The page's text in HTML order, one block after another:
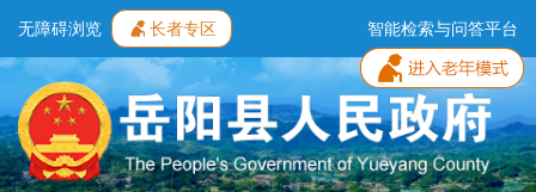
无障碍浏览 长者专区 智能检索与问答平台